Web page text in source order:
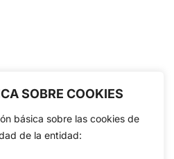
SOBRE COOKIES
básica sobre las cookies de
de la entidad: